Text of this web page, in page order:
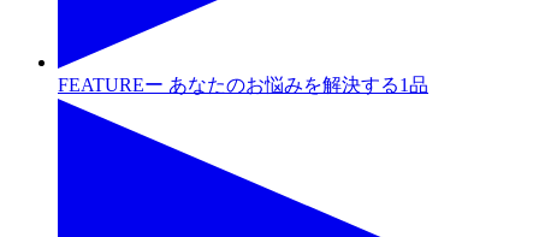
FEATUREー あなたのお悩みを解決する1品